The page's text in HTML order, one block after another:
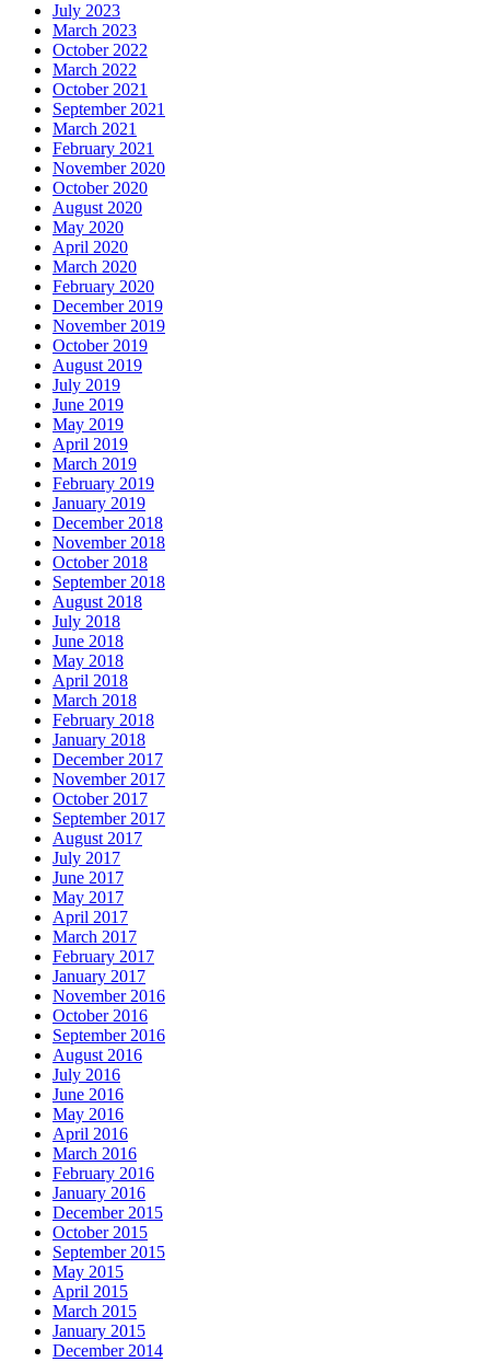
July 2023
March 2023
October 2022
March 2022
October 2021
September 2021
March 2021
February 2021
November 2020
October 2020
August 2020
May 2020
April 2020
March 2020
February 2020
December 2019
November 2019
October 2019
August 2019
July 2019
June 2019
May 2019
April 2019
March 2019
February 2019
January 2019
December 2018
November 2018
October 2018
September 2018
August 2018
July 2018
June 2018
May 2018
April 2018
March 2018
February 2018
January 2018
December 2017
November 2017
October 2017
September 2017
August 2017
July 2017
June 2017
May 2017
April 2017
March 2017
February 2017
January 2017
November 2016
October 2016
September 2016
August 2016
July 2016
June 2016
May 2016
April 2016
March 2016
February 2016
January 2016
December 2015
October 2015
September 2015
May 2015
April 2015
March 2015
January 2015
December 2014